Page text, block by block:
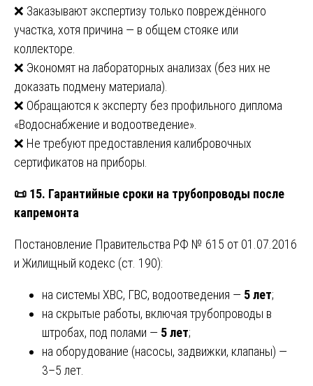
❌ Заказывают экспертизу только повреждённого
участка, хотя причина — в общем стояке или
коллекторе.
❌ Экономят на лабораторных анализах (без них не
доказать подмену материала).
❌ Обращаются к эксперту без профильного диплома
«Водоснабжение и водоотведение».
❌ Не требуют предоставления калибровочных
сертификатов на приборы.
📜 15. Гарантийные сроки на трубопроводы после
капремонта
Постановление Правительства РФ № 615 от 01.07.2016
и Жилищный кодекс (ст. 190):
на системы ХВС, ГВС, водоотведения — 5 лет;
на скрытые работы, включая трубопроводы в
штробах, под полами — 5 лет;
на оборудование (насосы, задвижки, клапаны) —
3–5 лет.